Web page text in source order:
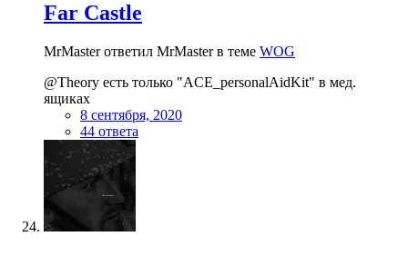
Far Castle
MrMaster ответил MrMaster в теме WOG
@Theory есть только "ACE_personalAidKit" в мед.
ящиках
8 сентября, 2020
44 ответа